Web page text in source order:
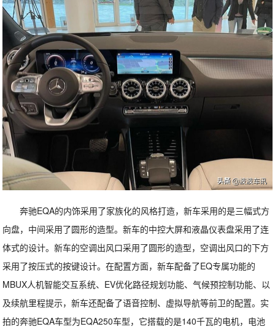
奔驰EQA的内饰采用了家族化的风格打造，新车采用的是三幅式方
向盘，中间采用了圆形的造型。新车的中控大屏和液晶仪表盘采用了连
体式的设计。新车的空调出风口采用了圆形的造型，空调出风口的下方
采用了按压式的按键设计。在配置方面，新车配备了EQ专属功能的
MBUX人机智能交互系统、EV优化路径规划功能、气候预控制功能、以
及续航里程提示，新车还配备了语音控制、虚拟导航等前卫的配置。实
拍的奔驰EQA车型为EQA250车型，它搭载的是140千瓦的电机，电池